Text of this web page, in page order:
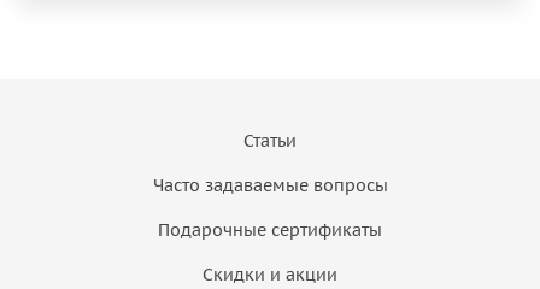
Статьи
Часто задаваемые вопросы
Подарочные сертификаты
Скидки и акции